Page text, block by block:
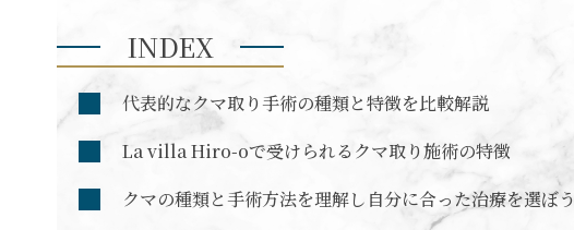
INDEX
代表的なクマ取り手術の種類と特徴を比較解説
La villa Hiro-oで受けられるクマ取り施術の特徴
クマの種類と手術方法を理解し自分に合った治療を選ぼう